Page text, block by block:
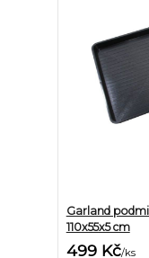
Garland
110x55x5 cm
499 Kč/ks